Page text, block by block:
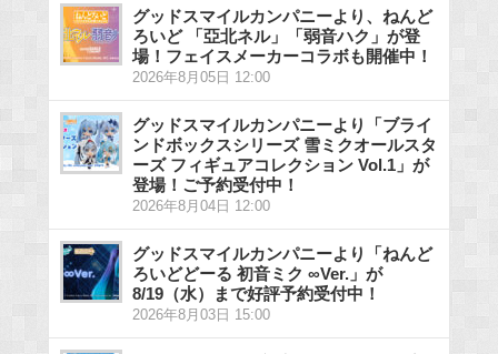
グッドスマイルカンパニーより、ねんど
ろいど 「亞北ネル」「弱音ハク」が登
場！フェイスメーカーコラボも開催中！
2026年8月05日 12:00
グッドスマイルカンパニーより「ブライ
ンドボックスシリーズ 雪ミクオールスタ
ーズ フィギュアコレクション Vol.1」が
登場！ご予約受付中！
2026年8月04日 12:00
グッドスマイルカンパニーより「ねんど
ろいどどーる 初音ミク ∞Ver.」が
8/19（水）まで好評予約受付中！
2026年8月03日 15:00